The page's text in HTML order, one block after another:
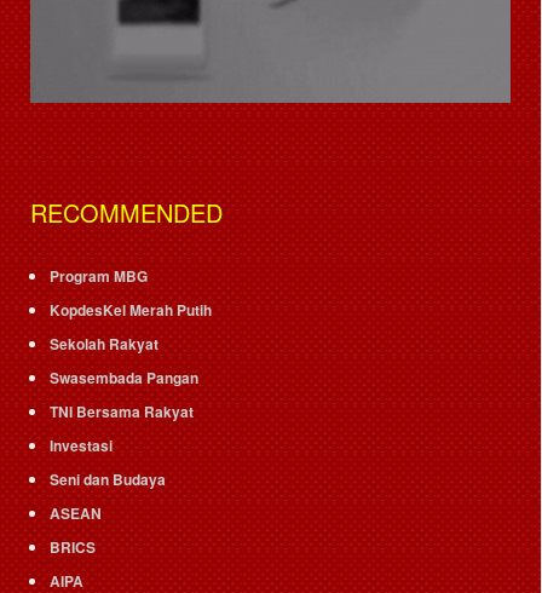
RECOMMENDED
Program MBG
KopdesKel Merah Putih
Sekolah Rakyat
Swasembada Pangan
TNI Bersama Rakyat
Investasi
Seni dan Budaya
ASEAN
BRICS
AIPA